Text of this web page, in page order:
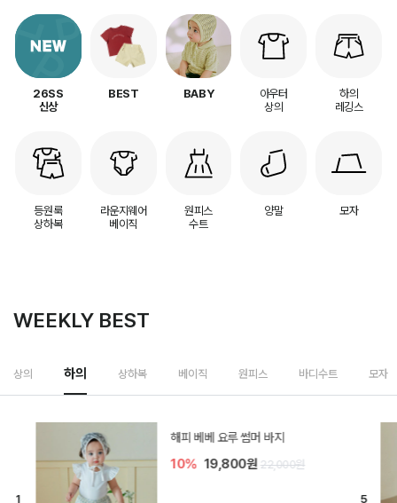
26SS
신상
BEST BABY
아우터
상의
하의
레깅스
등원룩
상하복
라운지웨어
베이직
원피스
수트
양말 모자
WEEKLY BEST
상의 하의 상하복 베이직 원피스 바디수트 모자
[SIZE ~6Y] 델린 린넨 바지
10% 21,600원 24,000원